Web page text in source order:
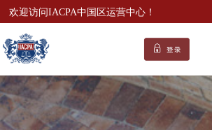
欢迎访问IACPA中国区运营中心！